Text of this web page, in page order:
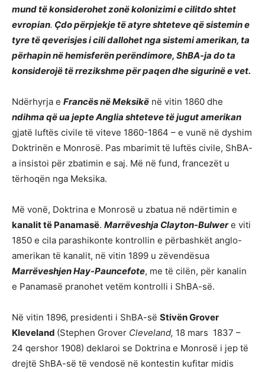
mund të konsiderohet zonë kolonizimi e cilitdo shtet
evropian. Çdo përpjekje të atyre shteteve që sistemin e
tyre të qeverisjes i cili dallohet nga sistemi amerikan, ta
përhapin në hemisferën perëndimore, ShBA-ja do ta
konsiderojë të rrezikshme për paqen dhe sigurinë e vet.
Ndërhyrja e Francës në Meksikë në vitin 1860 dhe
ndihma që ua jepte Anglia shteteve të jugut amerikan
gjatë luftës civile të viteve 1860-1864 – e vunë në dyshim
Doktrinën e Monrosë. Pas mbarimit të luftës civile, ShBA-
a insistoi për zbatimin e saj. Më në fund, francezët u
tërhoqën nga Meksika.
Më vonë, Doktrina e Monrosë u zbatua në ndërtimin e
kanalit të Panamasë. Marrëveshja Clayton-Bulwere viti
1850 e cila parashikonte kontrollin e përbashkët anglo-
amerikan të kanalit, në vitin 1899 u zëvendësua
Marrëveshjen Hay-Pauncefote, me të cilën, për kanalin
e Panamasë pranohet vetëm kontrolli i ShBA-së.
Në vitin 1896, presidenti i ShBA-së Stivën Grover
Kleveland (Stephen Grover Cleveland, 18 mars 1837 –
24 qershor 1908) deklaroi se Doktrina e Monrosë i jep të
drejtë ShBA-së të vendosë në kontestin kufitar midis